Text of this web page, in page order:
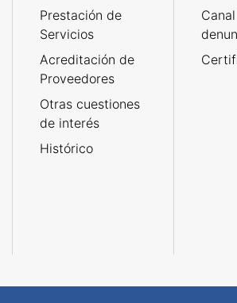
Prestación de
Servicios
Acreditación de
Proveedores
Otras cuestiones
de interés
Histórico